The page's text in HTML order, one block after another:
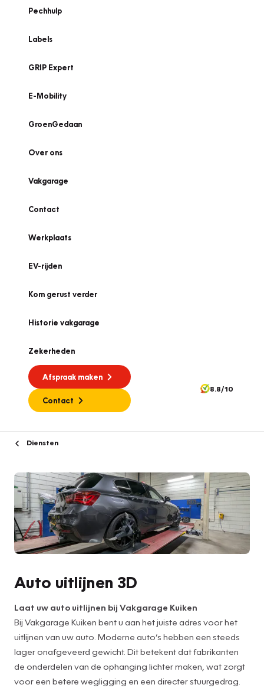
Pechhulp
Labels
GRIP Expert
E-Mobility
GroenGedaan
Over ons
Vakgarage
Contact
Werkplaats
EV-rijden
Kom gerust verder
Historie vakgarage
Zekerheden
Afspraak maken
Contact
8.8/10
Diensten
Auto uitlijnen 3D
Laat uw auto uitlijnen bij Vakgarage Kuiken
Bij Vakgarage Kuiken bent u aan het juiste adres voor het
uitlijnen van uw auto. Moderne auto’s hebben een steeds
lager onafgeveerd gewicht. Dit betekent dat fabrikanten
de onderdelen van de ophanging lichter maken, wat zorgt
voor een betere wegligging en een directer stuurgedrag.